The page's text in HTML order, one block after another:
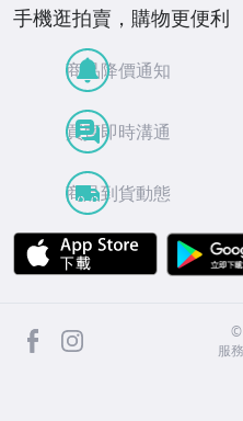
手機逛拍賣，購物更便利
商品降價通知
買賣即時溝通
商品到貨動態
APP Store
facebook ©
服